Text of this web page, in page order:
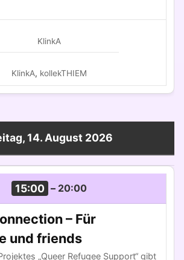
KlinkA
KlinkA, kollekTHIEM
14. August 2026
15:00 – 20:00
– Für
und friends
„Queer Refugee Support“ gibt